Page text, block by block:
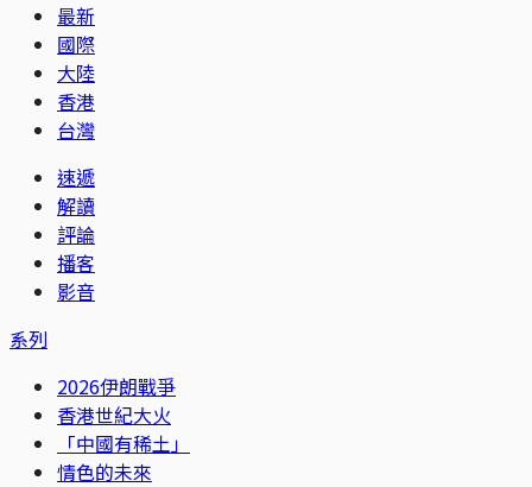
最新
國際
大陸
香港
台灣
速遞
解讀
評論
播客
影音
系列
2026伊朗戰爭
香港世紀大火
「中國有稀土」
情色的未來